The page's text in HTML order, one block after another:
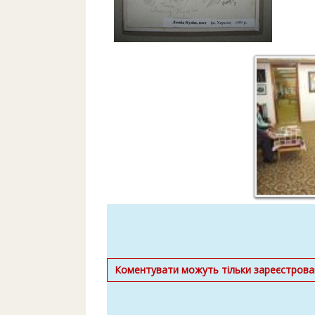
Коментувати можуть тільки